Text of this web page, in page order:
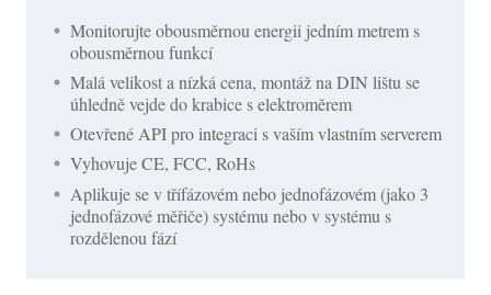
Monitorujte obousměrnou energii jedním metrem s
obousměrnou funkcí
Malá velikost a nízká cena, montáž na DIN lištu se
úhledně vejde do krabice s elektroměrem
Otevřené API pro integraci s vaším vlastním serverem
Vyhovuje CE, FCC, RoHs
Aplikuje se v třífázovém nebo jednofázovém (jako 3
jednofázové měřiče) systému nebo v systému s
rozdělenou fází